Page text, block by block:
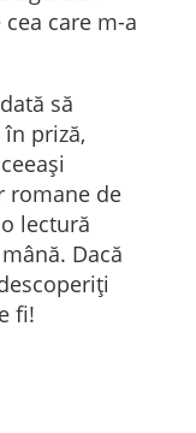
care m-a
să
priză,
romane de
lectură
Dacă
fi!